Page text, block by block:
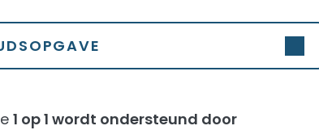
1 op 1 wordt ondersteund door